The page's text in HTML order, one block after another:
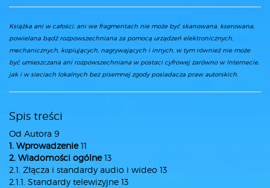
Książka ani w całości, ani we fragmentach nie może być skanowana, kserowana,
powielana bądź rozpowszechniana za pomocą urządzeń elektronicznych,
mechanicznych, kopiujących, nagrywających i innych, w tym również nie może
być umieszczana ani rozpowszechniana w postaci cyfrowej zarówno w Internecie,
jak i w sieciach lokalnych bez pisemnej zgody posiadacza praw autorskich.
Spis treści
Od Autora 9
1. Wprowadzenie11
2. Wiadomości ogólne13
2.1. Złącza i standardy audio i wideo 13
2.1.1. Standardy telewizyjne 13